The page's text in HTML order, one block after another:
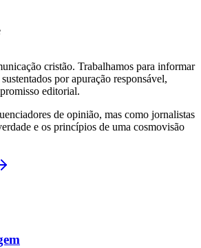
cristão. Trabalhamos para informar
por apuração responsável,
editorial.
de opinião, mas como jornalistas
e os princípios de uma cosmovisão